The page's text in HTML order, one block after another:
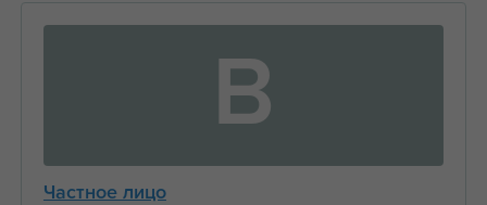
В
Частное лицо